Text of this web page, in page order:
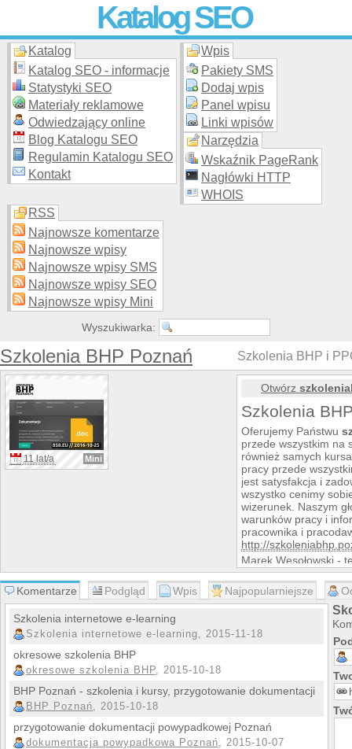
Katalog SEO
Skuteczna i promocja stron WWW –
moderowanego katalogu za darmo!
Katalog
Katalog SEO - informacje
Statystyki SEO
Materiały reklamowe
Odwiedzający online
Blog Katalogu SEO
Regulamin Katalogu SEO
Kontakt
Wpis
Pakiety SMS
Dodaj wpis
Panel wpisu
Linki wpisów
Narzędzia
Wskaźnik PageRank
Nagłówki HTTP
WHOIS
RSS
Najnowsze komentarze
Najnowsze wpisy
Najnowsze wpisy SMS
Najnowsze wpisy SEO
Najnowsze wpisy Mini
Wyszukiwarka:
Szkolenia BHP Poznań Szkolenia BHP i
11 lat/a Mini
Otwórz
Szkolenia
Oferujemy Państwu
przede wszystkim na
również samych
pracy przede
jest satysfakcja i
wszystko cenimy
wizerunek. Naszym
warunków pracy i
pracownika i
http://
Marek Wesołowski -
BHP Poznań
szkolenia BHP
szkolenia PPOŻ
Usługi BHP
ocena ryzyka
wypadek przy
Wypadek w
Obsługa stała BHP
szkolenia BHP
Usługi BHP
ocena stanu BHP
Komentarze Podgląd Wpis Najpopularniejsze
Szkolenia internetowe e-learning
Szkolenia internetowe e-learning, 2015-11-18
okresowe szkolenia BHP
okresowe szkolenia BHP, 2015-10-18
BHP Poznań - szkolenia i kursy, przygotowanie dokumentacji
BHP Poznań, 2015-10-18
przygotowanie dokumentacji powypadkowej Poznań
dokumentacja powypadkowa Poznań, 2015-10-07